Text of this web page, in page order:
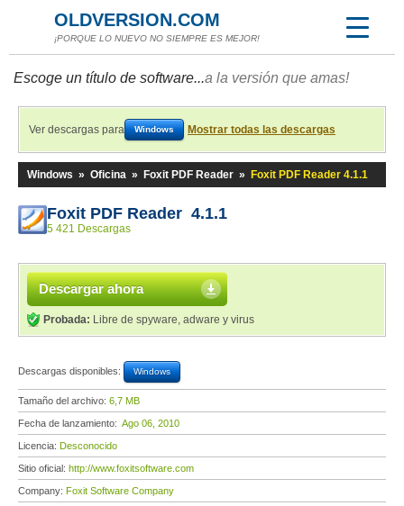
OLDVERSION.COM
¡PORQUE LO NUEVO NO SIEMPRE ES MEJOR!
Escoge un título de software...a la versión que amas!
Ver descargas para Windows Mostrar todas las descargas
Windows » Oficina » Foxit PDF Reader » Foxit PDF Reader 4.1.1
Foxit PDF Reader 4.1.1
5 421 Descargas
Descargar ahora
Probada: Libre de spyware, adware y virus
Descargas disponibles: Windows
Tamaño del archivo: 6,7 MB
Fecha de lanzamiento: Ago 06, 2010
Licencia: Desconocido
Sitio oficial: http://www.foxitsoftware.com
Company: Foxit Software Company